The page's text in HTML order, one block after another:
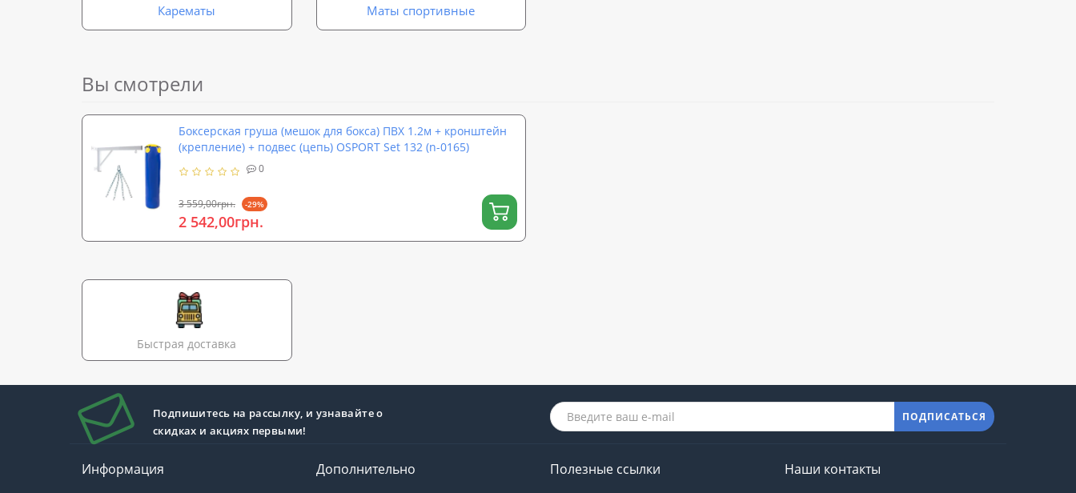
Карематы Маты спортивные
Вы смотрели
Боксерская груша (мешок для бокса) ПВХ 1.2м + кронштейн
(крепление) + подвес (цепь) OSPORT Set 132 (n-0165)
0
3 559,00грн. -29%
2 542,00грн.
Быстрая доставка
Подпишитесь на рассылку, и узнавайте о
скидках и акциях первыми!
ПОДПИСАТЬСЯ
Информация Дополнительно Полезные ссылки Наши контакты